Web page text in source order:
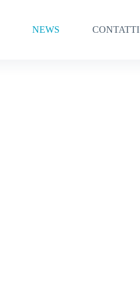
NEWS CONTATTI